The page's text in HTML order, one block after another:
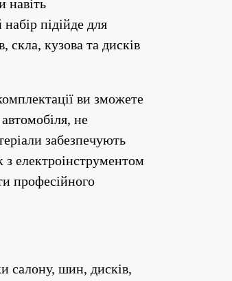
навіть
підійде для
скла, кузова та дисків
ви зможете
не
забезпечують
з електроінструментом
професійного
салону, шин, дисків,